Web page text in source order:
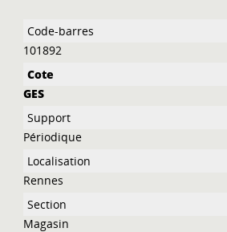
Liste des exemplaires
101892
GES
Périodique
Rennes
Magasin